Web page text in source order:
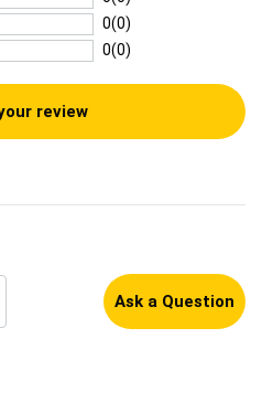
0(0)
0(0)
review
Ask a Question